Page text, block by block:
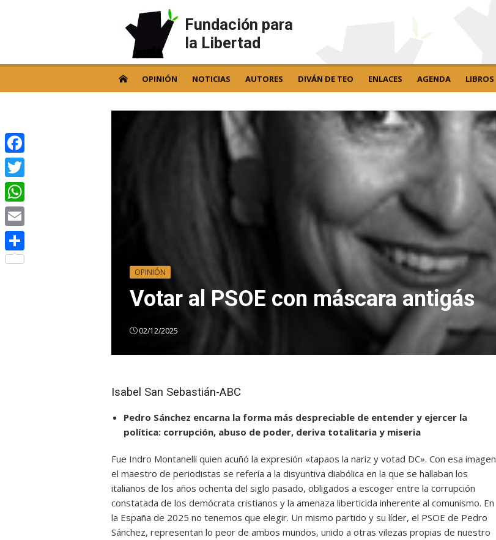
Fundación para
la Libertad
OPINIÓN NOTICIAS AUTORES DIVÁN DE TEO ENLACES AGENDA LIBROS
OPINIÓN
Votar al PSOE con máscara antigás
02/12/2025
Isabel San Sebastián-ABC
Pedro Sánchez encarna la forma más despreciable de entender y ejercer la
política: corrupción, abuso de poder, deriva totalitaria y miseria
Fue Indro Montanelli quien acuñó la expresión «tapaos la nariz y votad DC». Con esa imagen
el maestro de periodistas se refería a la disyuntiva diabólica en la que se hallaban los
italianos de los años ochenta del siglo pasado, obligados a escoger entre la corrupción
constatada de los demócrata cristianos y la amenaza liberticida inherente al comunismo. En
la España de 2025 no tenemos que elegir. Un mismo partido y su líder, el PSOE de Pedro
Sánchez, representan lo peor de ambos mundos, unido a otras vilezas propias de nuestro
Facebook
Twitter
WhatsApp
Email
Compartir